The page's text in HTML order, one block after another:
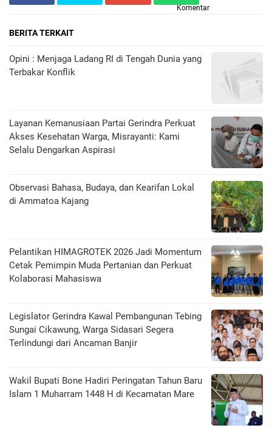
Komentar
BERITA TERKAIT
Opini : Menjaga Ladang RI di Tengah Dunia yang
Terbakar Konflik
Layanan Kemanusiaan Partai Gerindra Perkuat
Akses Kesehatan Warga, Misrayanti: Kami
Selalu Dengarkan Aspirasi
Observasi Bahasa, Budaya, dan Kearifan Lokal
di Ammatoa Kajang
Pelantikan HIMAGROTEK 2026 Jadi Momentum
Cetak Pemimpin Muda Pertanian dan Perkuat
Kolaborasi Mahasiswa
Legislator Gerindra Kawal Pembangunan Tebing
Sungai Cikawung, Warga Sidasari Segera
Terlindungi dari Ancaman Banjir
Wakil Bupati Bone Hadiri Peringatan Tahun Baru
Islam 1 Muharram 1448 H di Kecamatan Mare